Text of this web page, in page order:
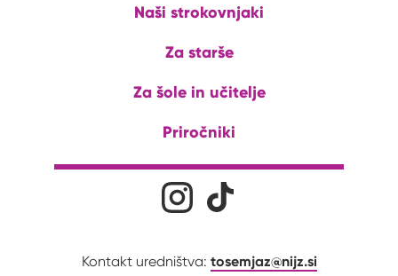
Naši strokovnjaki
Za starše
Za šole in učitelje
Priročniki
Družabna omrežja
Kontakt uredništva: tosemjaz@nijz.si